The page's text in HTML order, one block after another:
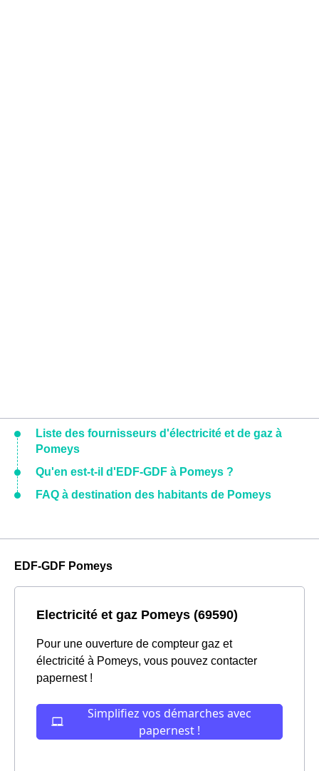
Liste des fournisseurs d'électricité et de gaz à
Pomeys
Qu'en est-t-il d'EDF-GDF à Pomeys ?
FAQ à destination des habitants de Pomeys
EDF-GDF Pomeys
Electricité et gaz Pomeys (69590)
Pour une ouverture de compteur gaz et
électricité à Pomeys, vous pouvez contacter
papernest !